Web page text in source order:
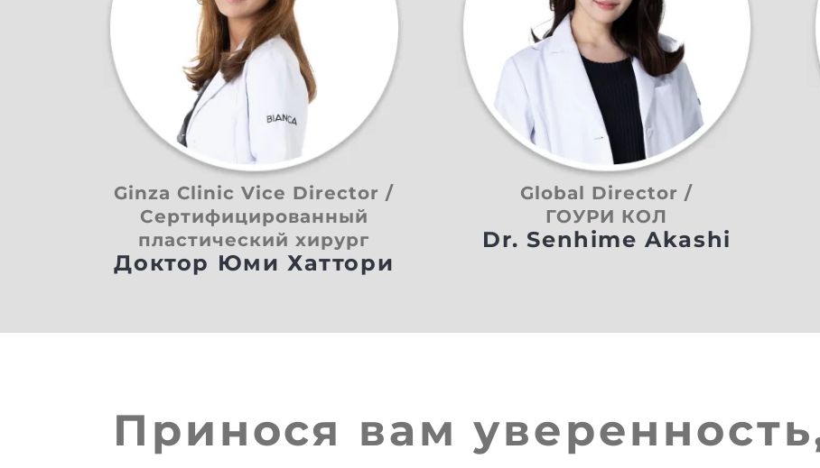
Ginza Clinic Vice Director /
Сертифицированный
пластический хирург
Доктор Юми Хаттори
Global Director /
ГОУРИ КОЛ
Dr. Senhime Akashi
Принося вам